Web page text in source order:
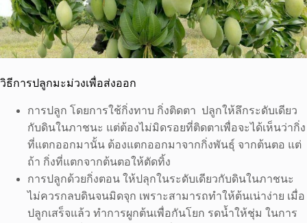
วิธีการปลูกมะม่วงเพื่อส่งออก
การปลูก โดยการใช้กิ่งทาบ กิ่งติดตา ปลูกให้ลึกระดับเดียว
กับดินในภาชนะ แต่ต้องไม่มิดรอยที่ติดตาเพื่อจะได้เห็นว่ากิ่ง
ที่แตกออกมานั้น ต้องแตกออกมาจากกิ่งพันธุ์ จากต้นตอ แต่
ถ้า กิ่งที่แตกจากต้นตอให้ตัดทิ้ง
การปลูกด้วยกิ่งตอน ให้ปลุกในระดับเดียวกับดินในภาชนะ
ไม่ควรกลบดินจนมิดจุก เพราะสามารถทำให้ต้นเน่าง่าย เมื่อ
ปลูกเสร็จแล้ว ทำการผูกต้นเพื่อกันโยก รดน้ำให้ชุ่ม ในการ